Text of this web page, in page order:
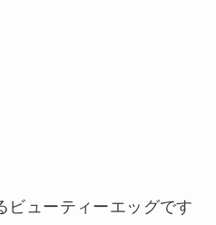
ビューティーエッグです